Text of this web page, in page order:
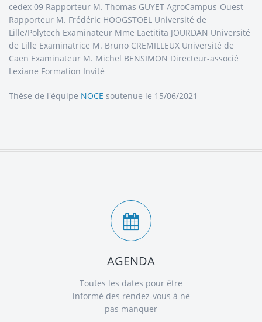
cedex 09 Rapporteur M. Thomas GUYET AgroCampus-Ouest
Rapporteur M. Frédéric HOOGSTOEL Université de
Lille/Polytech Examinateur Mme Laetitita JOURDAN Université
de Lille Examinatrice M. Bruno CREMILLEUX Université de
Caen Examinateur M. Michel BENSIMON Directeur-associé
Lexiane Formation Invité
Thèse de l'équipe NOCE soutenue le 15/06/2021
AGENDA
Toutes les dates pour être
informé des rendez-vous à ne
pas manquer